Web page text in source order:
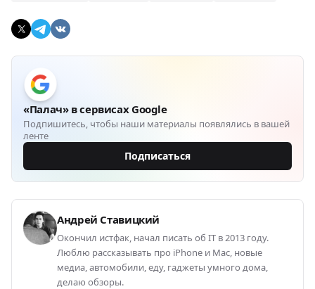
«Палач» в сервисах Google
Подпишитесь, чтобы наши материалы появлялись в вашей
ленте
Подписаться
Андрей Ставицкий
Окончил истфак, начал писать об IT в 2013 году.
Люблю рассказывать про iPhone и Mac, новые
медиа, автомобили, еду, гаджеты умного дома,
делаю обзоры.